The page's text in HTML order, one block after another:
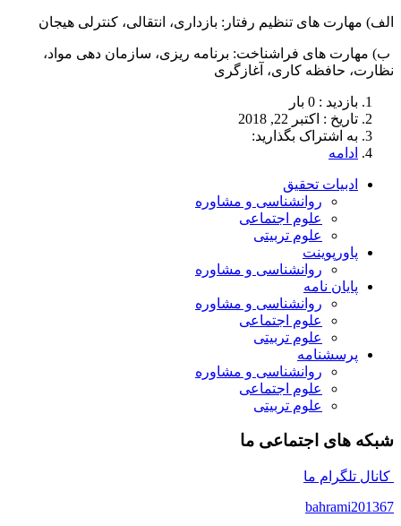
الف) مهارت های تنظیم رفتار: بازداری، انتقالی، کنترلی هیجان
ب) مهارت های فراشناخت: برنامه ریزی، سازمان دهی مواد،
نظارت، حافظه کاری، آغازگری
بازدید : 0 بار
تاريخ : اکتبر 22, 2018
به اشتراک بگذارید:
ادامه
ادبیات تحقیق
روانشناسی و مشاوره
علوم اجتماعی
علوم تربیتی
پاورپوینت
روانشناسی و مشاوره
پایان نامه
روانشناسی و مشاوره
علوم اجتماعی
علوم تربیتی
پرسشنامه
روانشناسی و مشاوره
علوم اجتماعی
علوم تربیتی
شبکه های اجتماعی ما
کانال تلگرام ما
bahrami201367